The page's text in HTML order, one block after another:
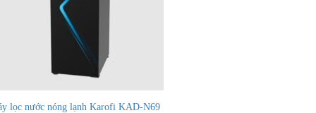
lọc nước nóng lạnh Karofi KAD-N69